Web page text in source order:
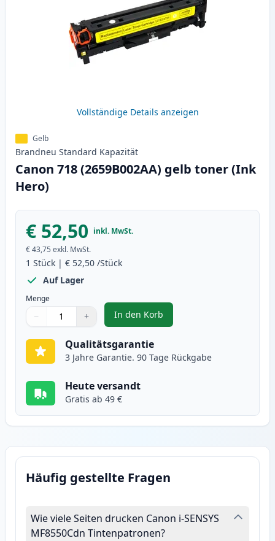
Vollständige Details anzeigen
Gelb
Brandneu Standard Kapazität
Canon 718 (2659B002AA) gelb toner (Ink
Hero)
€ 52,50 inkl. MwSt.
€ 43,75 exkl. MwSt.
1 Stück | € 52,50 /Stück
Auf Lager
Menge
Verwenden Sie die Tasten, um anzupassen
− +
1
In den Korb
, Canon 718 (2659B002AA) gelb
Qualitätsgarantie
3 Jahre Garantie. 90 Tage Rückgabe
Heute versandt
Gratis ab 49 €
Häufig gestellte Fragen
Wie viele Seiten drucken Canon i-SENSYS
MF8550Cdn Tintenpatronen?